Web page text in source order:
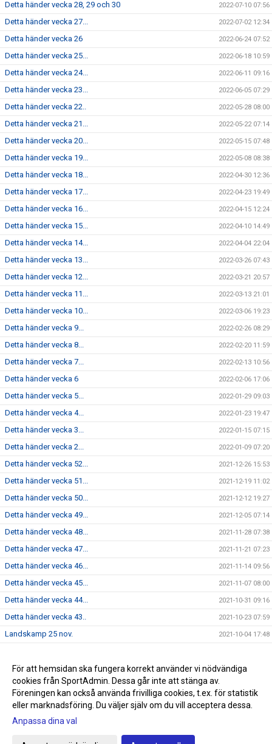
Detta händer vecka 28, 29 och 30 2022-07-10 07:56
Detta händer vecka 27... 2022-07-02 12:34
Detta händer vecka 26 2022-06-24 07:52
Detta händer vecka 25... 2022-06-18 10:59
Detta händer vecka 24... 2022-06-11 09:16
Detta händer vecka 23... 2022-06-05 07:29
Detta händer vecka 22.. 2022-05-28 08:00
Detta händer vecka 21... 2022-05-22 07:14
Detta händer vecka 20... 2022-05-15 07:48
Detta händer vecka 19... 2022-05-08 08:38
Detta händer vecka 18... 2022-04-30 12:36
Detta händer vecka 17... 2022-04-23 19:49
Detta händer vecka 16... 2022-04-15 12:24
Detta händer vecka 15... 2022-04-10 14:49
Detta händer vecka 14... 2022-04-04 22:04
Detta händer vecka 13... 2022-03-26 07:43
Detta händer vecka 12... 2022-03-21 20:57
Detta händer vecka 11... 2022-03-13 21:01
Detta händer vecka 10... 2022-03-06 19:23
Detta händer vecka 9... 2022-02-26 08:29
Detta händer vecka 8... 2022-02-20 11:59
Detta händer vecka 7... 2022-02-13 10:56
Detta händer vecka 6 2022-02-06 17:06
Detta händer vecka 5... 2022-01-29 09:03
Detta händer vecka 4... 2022-01-23 19:47
Detta händer vecka 3... 2022-01-15 07:15
Detta händer vecka 2... 2022-01-09 07:20
Detta händer vecka 52... 2021-12-26 15:53
Detta händer vecka 51... 2021-12-19 11:02
Detta händer vecka 50... 2021-12-12 19:27
Detta händer vecka 49... 2021-12-05 07:14
Detta händer vecka 48... 2021-11-28 07:38
Detta händer vecka 47... 2021-11-21 07:23
Detta händer vecka 46... 2021-11-14 09:56
Detta händer vecka 45... 2021-11-07 08:00
Detta händer vecka 44... 2021-10-31 09:16
Detta händer vecka 43.. 2021-10-23 07:59
Landskamp 25 nov. 2021-10-04 17:48
Skridsko och korvgrillning 2021-02-02 19:33
Regelgenomgång 28 okt. 11:00 2020-10-27 06:22
Gå till Webbversion
För att hemsidan ska fungera korrekt använder vi nödvändiga
cookies från SportAdmin. Dessa går inte att stänga av.
Föreningen kan också använda frivilliga cookies, t.ex. för statistik
eller marknadsföring. Du väljer själv om du vill acceptera dessa.
Anpassa dina val